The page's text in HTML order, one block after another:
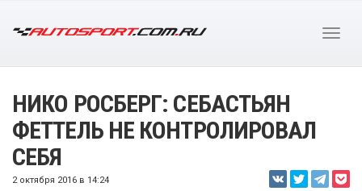
НИКО РОСБЕРГ: СЕБАСТЬЯН
ФЕТТЕЛЬ НЕ КОНТРОЛИРОВАЛ
СЕБЯ
2 октября 2016 в 14:24